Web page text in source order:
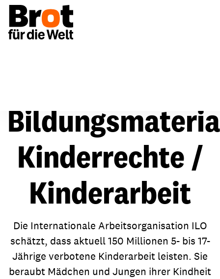
Kinderrechte /
Kinderarbeit
Die Internationale Arbeitsorganisation ILO
schätzt, dass aktuell 150 Millionen 5- bis 17-
Jährige verbotene Kinderarbeit leisten. Sie
beraubt Mädchen und Jungen ihrer Kindheit